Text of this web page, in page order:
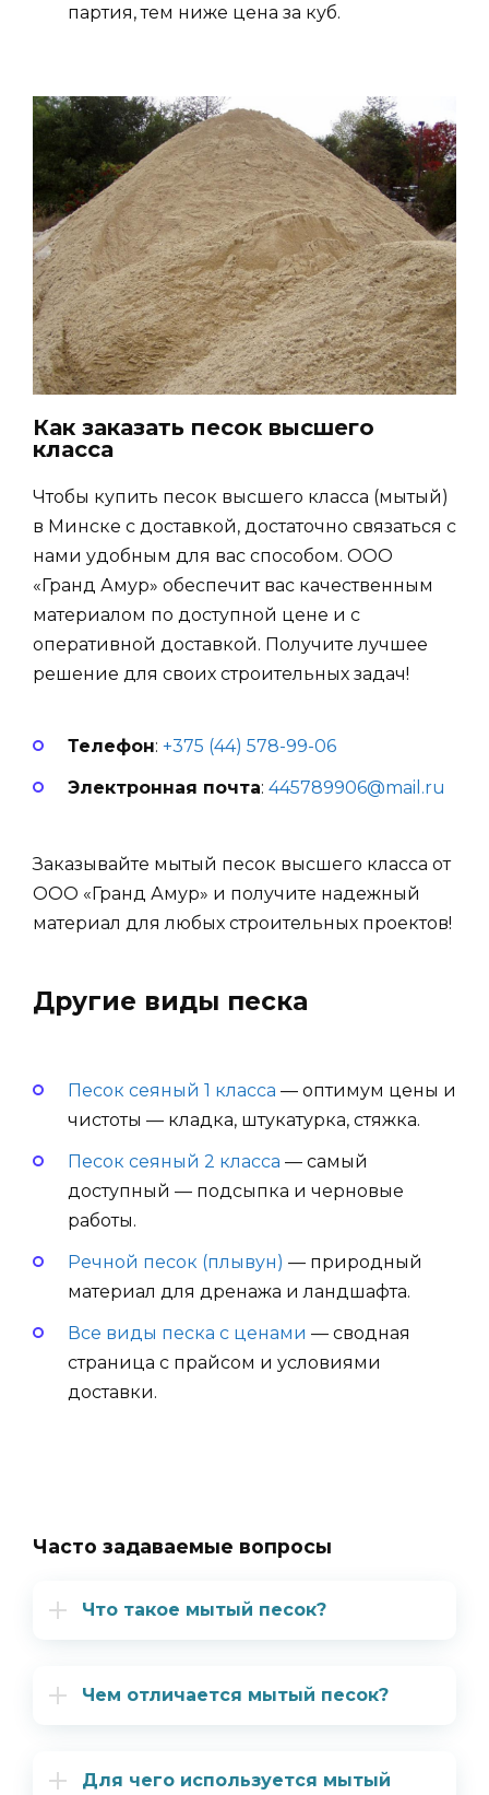
партия, тем ниже цена за куб.
Как заказать песок высшего
класса
Чтобы купить песок высшего класса (мытый)
в Минске с доставкой, достаточно связаться с
нами удобным для вас способом. ООО
«Гранд Амур» обеспечит вас качественным
материалом по доступной цене и с
оперативной доставкой. Получите лучшее
решение для своих строительных задач!
Телефон: +375 (44) 578-99-06
Электронная почта: 445789906@mail.ru
Заказывайте мытый песок высшего класса от
ООО «Гранд Амур» и получите надежный
материал для любых строительных проектов!
Другие виды песка
Песок сеяный 1 класса — оптимум цены и
чистоты — кладка, штукатурка, стяжка.
Песок сеяный 2 класса — самый
доступный — подсыпка и черновые
работы.
Речной песок (плывун) — природный
материал для дренажа и ландшафта.
Все виды песка с ценами — сводная
страница с прайсом и условиями
доставки.
Часто задаваемые вопросы
Что такое мытый песок?
Чем отличается мытый песок?
Для чего используется мытый